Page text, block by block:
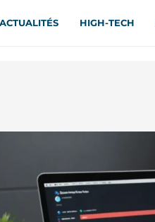
ACTUALITÉS HIGH-TECH